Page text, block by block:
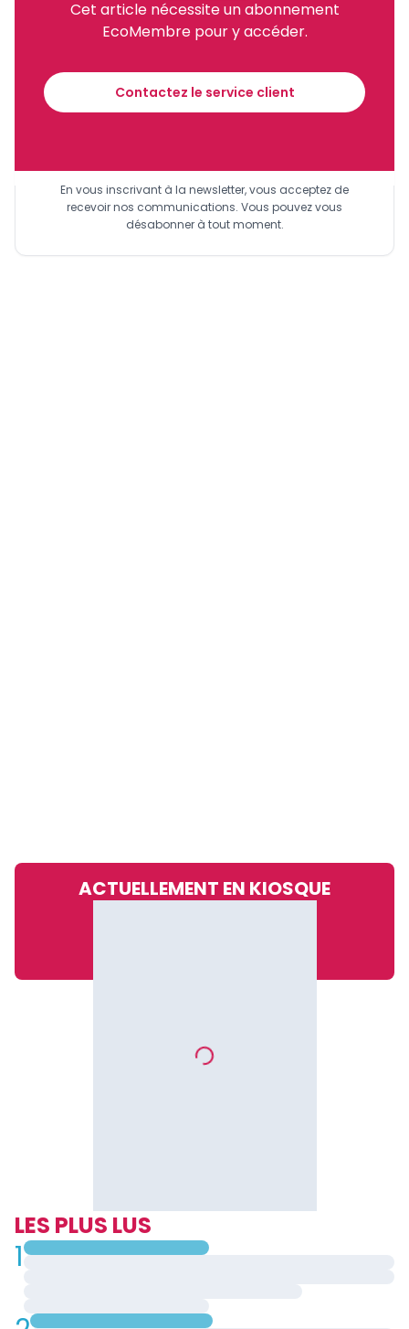
Cet article nécessite un abonnement
EcoMembre pour y accéder.
Contactez le service client
Recevez notre briefing économique et
En vous inscrivant à la newsletter, vous acceptez de
recevoir nos communications. Vous pouvez vous
désabonner à tout moment.
ACTUELLEMENT EN KIOSQUE
LES PLUS LUS
1